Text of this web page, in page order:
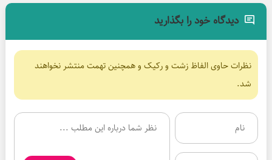
دیدگاه خود را بگذارید
نظرات حاوی الفاظ زشت و رکیک و همچنین تهمت منتشر نخواهند
شد.